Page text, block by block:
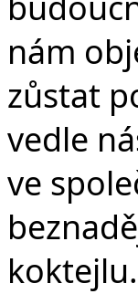
nám
zůstat
vedle
ve
koktejlu.